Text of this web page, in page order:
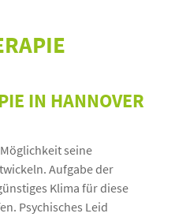
IN HANNOVER
seine
Aufgabe der
Klima für diese
Psychisches Leid